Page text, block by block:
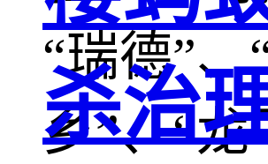
“瑞德”、
乡”、“龙
杀治